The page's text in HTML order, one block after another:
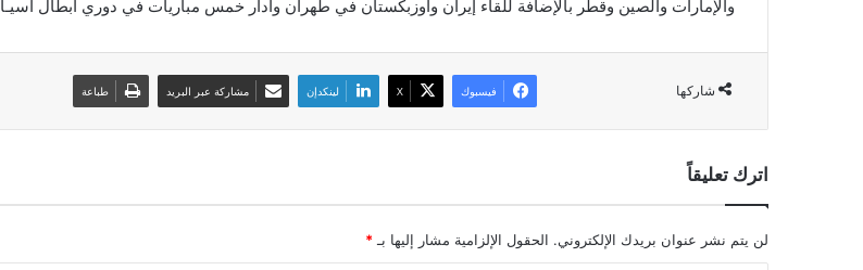
والإمارات والصين وقطر بالإضافة للقاء إيران وأوزبكستان في طهران وأدار خمس مباريات في دوري أبطال آسيـا 2017.
شاركها فيسبوك ‫X لينكدإن مشاركة عبر البريد طباعة
اترك تعليقاً
لن يتم نشر عنوان بريدك الإلكتروني. الحقول الإلزامية مشار إليها بـ *